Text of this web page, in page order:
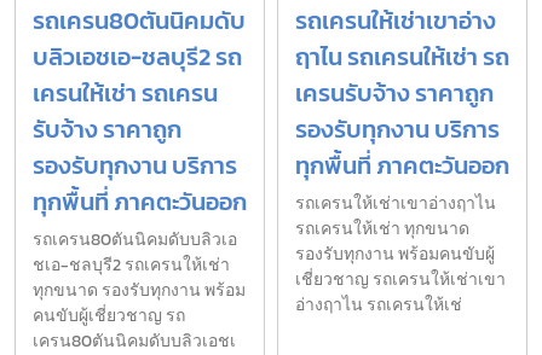
รถเครน80ตันนิคมดับ
บลิวเอชเอ-ชลบุรี2 รถ
เครนให้เช่า รถเครน
รับจ้าง ราคาถูก
รองรับทุกงาน บริการ
ทุกพื้นที่ ภาคตะวันออก
รถเครน80ตันนิคมดับบลิวเอ
ชเอ-ชลบุรี2 รถเครนให้เช่า
ทุกขนาด รองรับทุกงาน พร้อม
คนขับผู้เชี่ยวชาญ รถ
เครน80ตันนิคมดับบลิวเอชเ
รถเครนให้เช่าเขาอ่าง
ฤาไน รถเครนให้เช่า รถ
เครนรับจ้าง ราคาถูก
รองรับทุกงาน บริการ
ทุกพื้นที่ ภาคตะวันออก
รถเครนให้เช่าเขาอ่างฤาไน
รถเครนให้เช่า ทุกขนาด
รองรับทุกงาน พร้อมคนขับผู้
เชี่ยวชาญ รถเครนให้เช่าเขา
อ่างฤาไน รถเครนให้เช่